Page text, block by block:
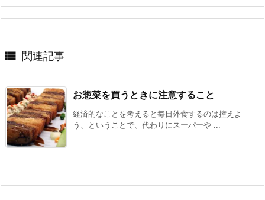
 関連記事
お惣菜を買うときに注意すること
経済的なことを考えると毎日外食するのは控えよ
う、ということで、代わりにスーパーや ...